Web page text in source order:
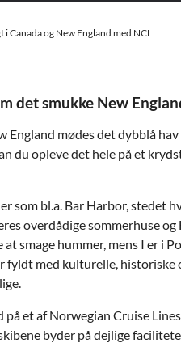
i Canada og New England med NCL
det smukke New
England mødes det dybblå hav
du opleve det hele på et
som bl.a. Bar Harbor, stedet
overdådige sommerhuse
smage hummer, mens I er i
fyldt med kulturelle, historiske
et af Norwegian Cruise
byder på dejlige